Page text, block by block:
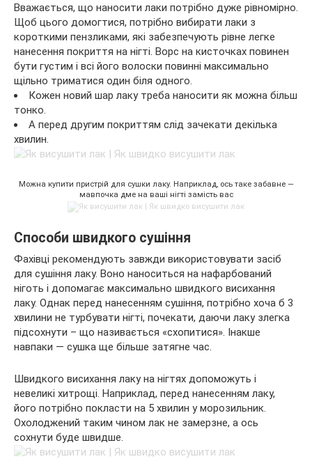
Вважається, що наносити лаки потрібно дуже рівномірно.
Щоб цього домогтися, потрібно вибирати лаки з
короткими пензликами, які забезпечують рівне легке
нанесення покриття на нігті. Ворс на кисточках повинен
бути густим і всі його волоски повинні максимально
щільно триматися один біля одного.
Кожен новий шар лаку треба наносити як можна більш
тонко.
А перед другим покриттям слід зачекати декілька
хвилин.
Можна купити пристрій для сушки лаку. Наприклад, ось таке забавне —
мавпочка дме на ваші нігті замість вас
Способи швидкого сушіння
Фахівці рекомендують завжди використовувати засіб
для сушіння лаку. Воно наноситься на нафарбований
ніготь і допомагає максимально швидкого висихання
лаку. Однак перед нанесенням сушіння, потрібно хоча б 3
хвилини не турбувати нігті, почекати, даючи лаку злегка
підсохнути – що називається «схопитися». Інакше
навпаки — сушка ще більше затягне час.
Швидкого висихання лаку на нігтях допоможуть і
невеликі хитрощі. Наприклад, перед нанесенням лаку,
його потрібно покласти на 5 хвилин у морозильник.
Охолоджений таким чином лак не замерзне, а ось
сохнути буде швидше.